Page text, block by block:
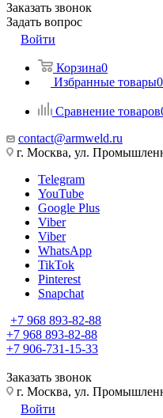
Заказать звонок
Задать вопрос
Войти
Корзина0
Избранные товары0
Сравнение товаров
contact@armweld.ru
г. Москва, ул.
Telegram
YouTube
Google Plus
Viber
Viber
WhatsApp
TikTok
Pinterest
Snapchat
+7 968 893-82-88
+7 968 893-82-88
+7 906-731-15-33
Заказать звонок
г. Москва, ул.
Войти